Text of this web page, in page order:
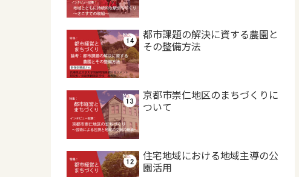
都市課題の解決に資する農園と
その整備方法
京都市崇仁地区のまちづくりに
ついて
住宅地域における地域主導の公
園活用